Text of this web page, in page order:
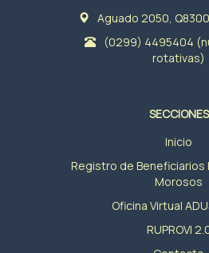
Aguado 2050,
(0299) 4495404
rotativas)
SECCIONES
Inicio
Registro de Beneficiarios
Morosos
Oficina Virtual
RUPROVI